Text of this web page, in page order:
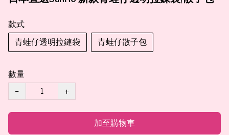
款式
青蛙仔透明拉鏈袋
青蛙仔散子包
數量
−
+
加至購物車